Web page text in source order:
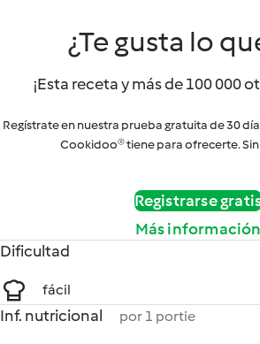
¿Te gusta lo
¡Esta receta y más de 100 000
Regístrate en nuestra prueba gratuita de 30
Cookidoo® tiene para ofrecerte.
Registrarse
Más información
Dificultad
fácil
Inf. nutricional por 1 portie